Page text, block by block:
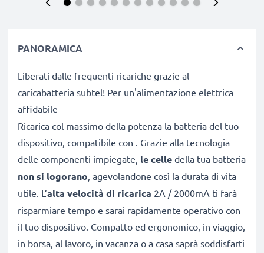
PANORAMICA
Liberati dalle frequenti ricariche grazie al
caricabatteria subtel! Per un'alimentazione elettrica
affidabile
Ricarica col massimo della potenza la batteria del tuo
dispositivo, compatibile con . Grazie alla tecnologia
delle componenti impiegate, le celle della tua batteria
non si logorano, agevolandone così la durata di vita
utile. L’alta velocità di ricarica 2A / 2000mA ti farà
risparmiare tempo e sarai rapidamente operativo con
il tuo dispositivo. Compatto ed ergonomico, in viaggio,
in borsa, al lavoro, in vacanza o a casa saprà soddisfarti